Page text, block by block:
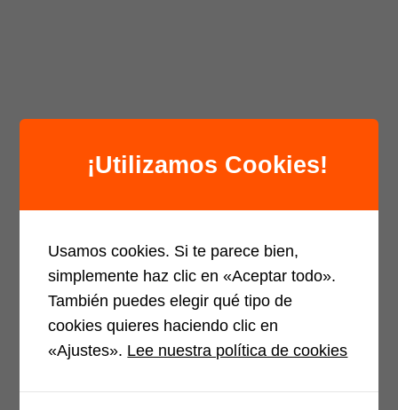
¡Utilizamos Cookies!
Usamos cookies. Si te parece bien,
simplemente haz clic en «Aceptar todo».
También puedes elegir qué tipo de
cookies quieres haciendo clic en
«Ajustes». Lee nuestra política de cookies